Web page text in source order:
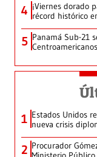
4 ¡Viernes dorado
récord histórico
5 Panamá Sub-21
1 Estados Unidos
nueva crisis
2 Procurador